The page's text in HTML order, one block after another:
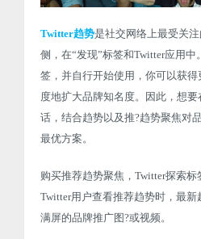
Twitter趋势是社交网络上最受关
侧，在“发现”标签和Twitter应用
签，并自行开始使用，你可以获
度地扩大品牌知名度。因此，想
话，结合趋势以及推?趋势聚焦对
最优方案。
购买推荐趋势聚焦，Twitter探索标
Twitter用户查看推荐趋势时，最
满屏的品牌推广图?或视频。